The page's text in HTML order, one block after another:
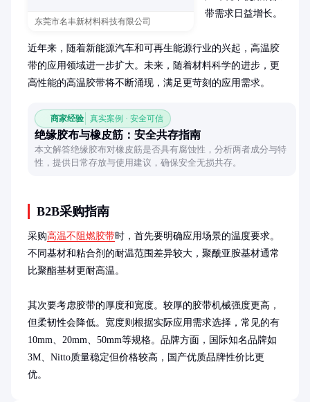
东莞市名丰新材料科技有限公司
带需求日益增长。
近年来，随着新能源汽车和可再生能源行业的兴起，高温胶
带的应用领域进一步扩大。未来，随着材料科学的进步，更
高性能的高温胶带将不断涌现，满足更苛刻的应用需求。
商家经验 真实案例 · 安全可信
绝缘胶布与橡皮筋：安全共存指南
本文解答绝缘胶布对橡皮筋是否具有腐蚀性，分析两者成分与特
性，提供日常存放与使用建议，确保安全无损共存。
B2B采购指南
采购高温不阻燃胶带时，首先要明确应用场景的温度要求。
不同基材和粘合剂的耐温范围差异较大，聚酰亚胺基材通常
比聚酯基材更耐高温。
其次要考虑胶带的厚度和宽度。较厚的胶带机械强度更高，
但柔韧性会降低。宽度则根据实际应用需求选择，常见的有
10mm、20mm、50mm等规格。品牌方面，国际知名品牌如
3M、Nitto质量稳定但价格较高，国产优质品牌性价比更
优。